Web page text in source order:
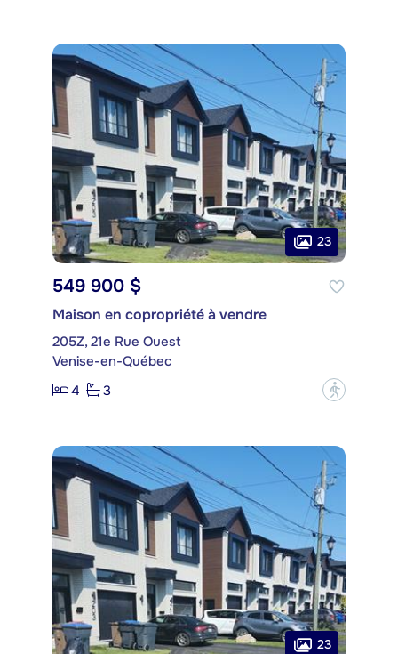
23
549 900 $
Maison en copropriété à vendre
205Z, 21e Rue Ouest
Venise-en-Québec
4
3 ?
23